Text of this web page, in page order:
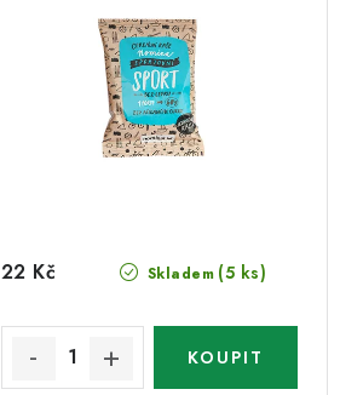
Skladem (5 ks)
22 Kč